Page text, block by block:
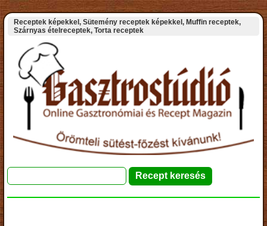
Receptek képekkel, Sütemény receptek képekkel, Muffin receptek,
Szárnyas ételreceptek, Torta receptek